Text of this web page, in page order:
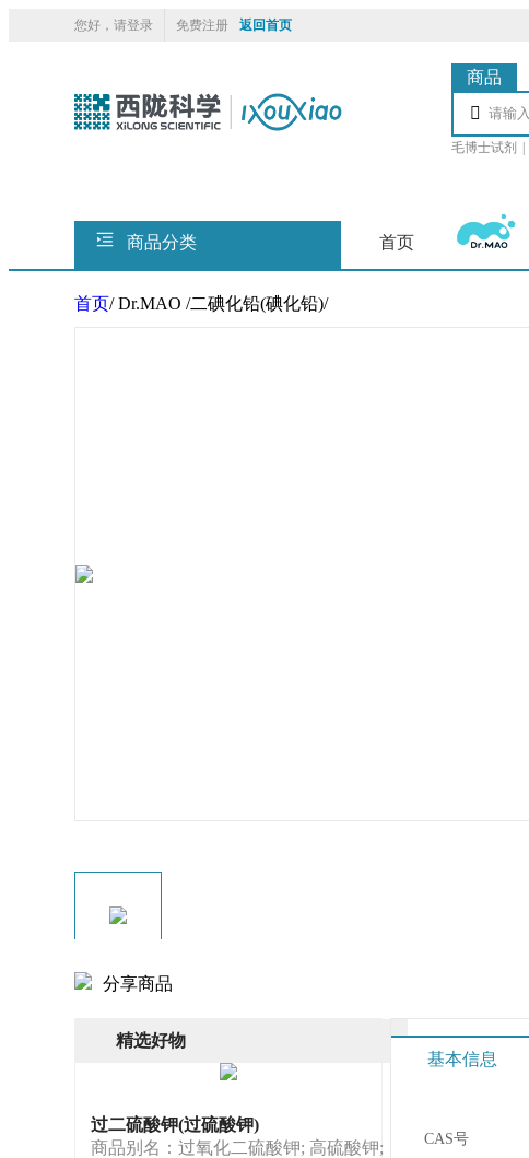
您好，请登录 免费注册 返回首页
商品

毛博士试剂
商品分类 首页
首页/Dr.MAO /二碘化铅(碘化铅)/
分享商品
精选好物
过二硫酸钾(过硫酸钾)
商品别名：过氧化二硫酸钾; 高硫酸钾;
基本信息
CAS号